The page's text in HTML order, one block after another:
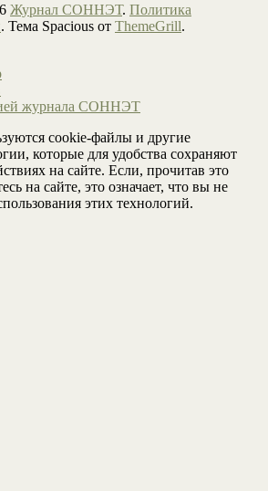
Журнал СОННЭТ. Политика
. Тема Spacious от ThemeGrill.
журнала СОННЭТ
cookie-файлы и другие
которые для удобства сохраняют
на сайте. Если, прочитав это
на сайте, это означает, что вы не
этих технологий.